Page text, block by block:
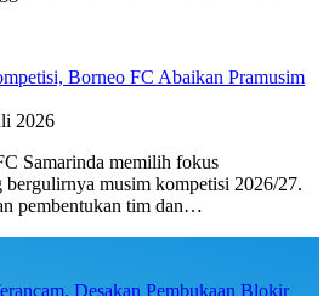
Borneo FC Abaikan Pramusim
2026
Samarinda memilih fokus
bergulirnya musim kompetisi 2026/27.
pembentukan tim dan…